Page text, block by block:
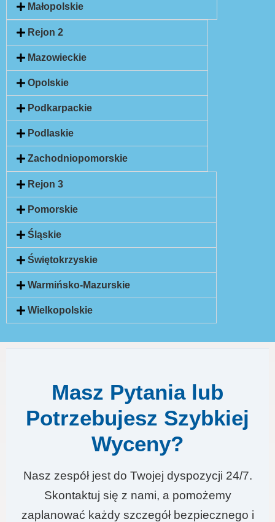
Rejon 3
Pomorskie
Śląskie
Świętokrzyskie
Warmińsko-Mazurskie
Wielkopolskie
Rejon 2
Mazowieckie
Opolskie
Podkarpackie
Podlaskie
Zachodniopomorskie
Małopolskie
Masz Pytania lub
Potrzebujesz Szybkiej
Wyceny?
Nasz zespół jest do Twojej dyspozycji 24/7.
Skontaktuj się z nami, a pomożemy
zaplanować każdy szczegół bezpiecznego i